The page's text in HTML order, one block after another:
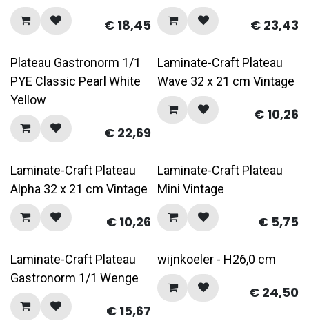
€ 18,45 € 23,43
Plateau Gastronorm 1/1
PYE Classic Pearl White
Yellow
€ 22,69
Laminate-Craft Plateau
Wave 32 x 21 cm Vintage
€ 10,26
Laminate-Craft Plateau
Alpha 32 x 21 cm Vintage
€ 10,26
Laminate-Craft Plateau
Mini Vintage
€ 5,75
Laminate-Craft Plateau
Gastronorm 1/1 Wenge
€ 15,67
wijnkoeler - H26,0 cm
€ 24,50